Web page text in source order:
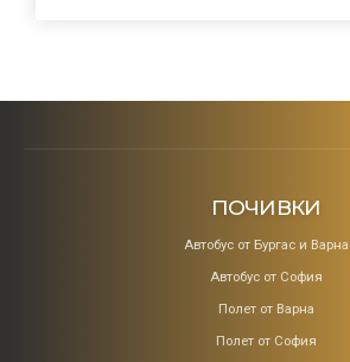
ПОЧИВКИ
Aвтобус от Бургас и Варна
Автобус от София
Полет от Варна
Полет от София